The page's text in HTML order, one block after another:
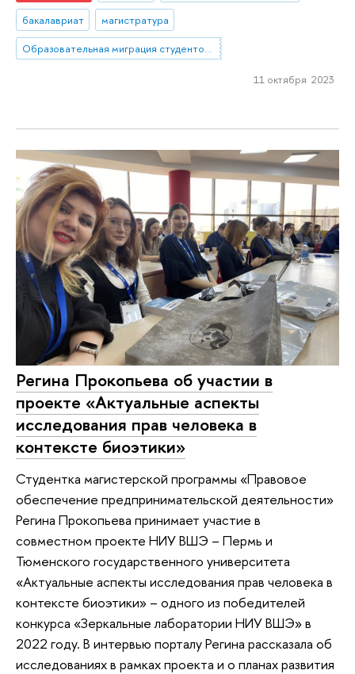
бакалавриат
магистратура
Образовательная миграция студентов из небольших городов и сел в мегаполисы. Социальное включение как способ повышения устойчивости: барьеры, стратегии, успешные практики
11 октября 2023
Регина Прокопьева об участии в
проекте «Актуальные аспекты
исследования прав человека в
контексте биоэтики»
Студентка магистерской программы «Правовое
обеспечение предпринимательской деятельности»
Регина Прокопьева принимает участие в
совместном проекте НИУ ВШЭ – Пермь и
Тюменского государственного университета
«Актуальные аспекты исследования прав человека в
контексте биоэтики» – одного из победителей
конкурса «Зеркальные лаборатории НИУ ВШЭ» в
2022 году. В интервью порталу Регина рассказала об
исследованиях в рамках проекта и о планах развития